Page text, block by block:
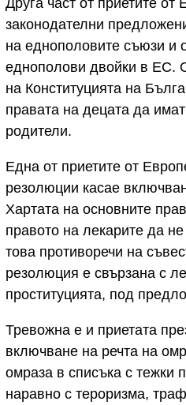
законодателни
на еднополовите съюзи и
еднополови двойки в ЕС.
на Конституцията на
правата на децата да
родители.
Една от приетите от
резолюции касае
Хартата на основните
правото на лекарите да
това противоречи на
резолюция е свързана с
проституцията, под
Тревожна е и приетата
включване на речта на
омраза в списъка с тежки
наравно с тероризма,